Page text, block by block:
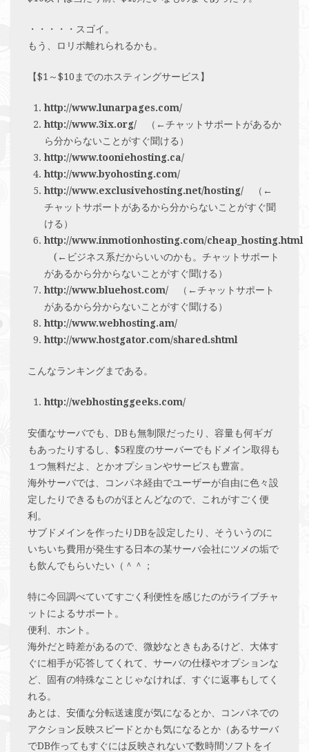
・・・・・スゴイ。
もう、ロリポ離れられるかも。
【$1～$10までのホスティングサービス】
http://www.lunarpages.com/
http://www.3ix.org/ （←チャットサポートがあるか
ら分からないことがすぐ聞ける）
http://www.tooniehosting.ca/
http://www.byohosting.com/
http://www.exclusivehosting.net/hosting/ （←
チャットサポートがあるから分からないことがすぐ聞
ける）
http://www.inmotionhosting.com/cheap_hosting.html
(←ビジネス系だからいいのかも。チャットサポート
があるから分からないことがすぐ聞ける）
http://www.bluehost.com/ （←チャットサポート
があるから分からないことがすぐ聞ける）
http://www.webhosting.am/
http://www.hostgator.com/shared.shtml
こんなランキングまである。
http://webhostinggeeks.com/
安価なサーバでも、DBも無制限だったり、容量も何ギガ
もあったりするし、$5程度のサーバーでもドメイン取得も
１つ無料だよ、とかオプションやサービスも豊富。
海外サーバでは、コンパネ経由でユーザーが自由に色々設
定したりできるものがほとんどなので、これがすごく便
利。
サブドメインを作ったりDBを設定したり、そういうのに
いちいち費用が発生する日本の某サーバ会社にツメの垢で
も飲んでもらいたい（＾＾；
特に今回調べていてすごく利便性を感じたのがライブチャ
ットによるサポート。
便利、ホント。
海外だと時差があるので、微妙なときもあるけど、大体す
ぐに相手が応答してくれて、サーバの仕様やオプションな
ど、固有の特殊なことじゃなければ、すぐに返事もしてく
れる。
あとは、安価な分転送速度が気になるとか、コンパネでの
アクション反映スピードとかも気になるとか（あるサーバ
でDB作ってもすぐには反映されないで数時間ソフトをイ